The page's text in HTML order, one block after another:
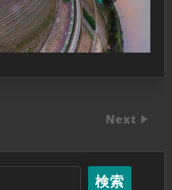
Next
検索